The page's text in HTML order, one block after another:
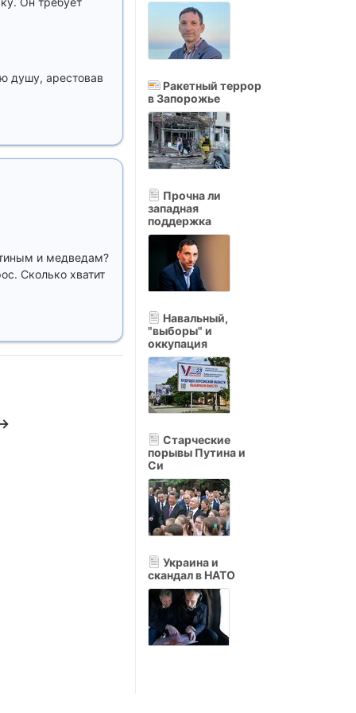
душу, арестовав
и медведам?
Сколько хватит
Ракетный террор
в Запорожье
Прочна ли
западная
поддержка
Навальный,
"выборы" и
оккупация
Старческие
порывы Путина и
Си
Украина и
скандал в НАТО